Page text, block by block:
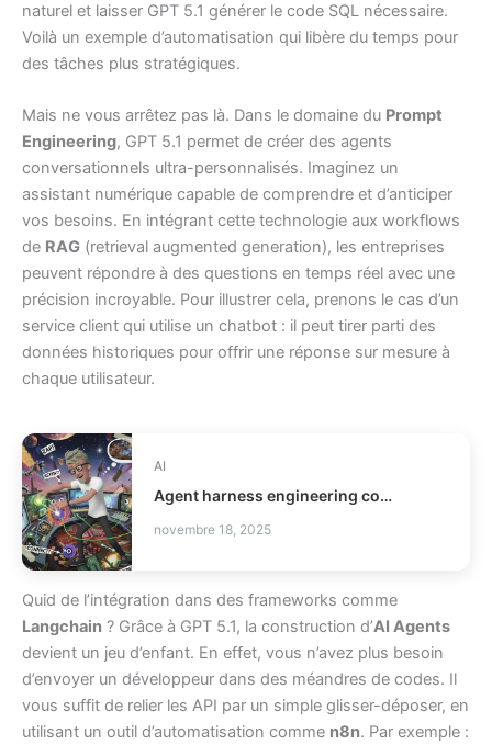
naturel et laisser GPT 5.1 générer le code SQL nécessaire.
Voilà un exemple d’automatisation qui libère du temps pour
des tâches plus stratégiques.
Mais ne vous arrêtez pas là. Dans le domaine du Prompt
Engineering, GPT 5.1 permet de créer des agents
conversationnels ultra-personnalisés. Imaginez un
assistant numérique capable de comprendre et d’anticiper
vos besoins. En intégrant cette technologie aux workflows
de RAG (retrieval augmented generation), les entreprises
peuvent répondre à des questions en temps réel avec une
précision incroyable. Pour illustrer cela, prenons le cas d’un
service client qui utilise un chatbot : il peut tirer parti des
données historiques pour offrir une réponse sur mesure à
chaque utilisateur.
AI
Agent harness engineering comment fiabiliser vos agents IA ?
novembre 18, 2025
Quid de l’intégration dans des frameworks comme
Langchain ? Grâce à GPT 5.1, la construction d’AI Agents
devient un jeu d’enfant. En effet, vous n’avez plus besoin
d’envoyer un développeur dans des méandres de codes. Il
vous suffit de relier les API par un simple glisser-déposer, en
utilisant un outil d’automatisation comme n8n. Par exemple :